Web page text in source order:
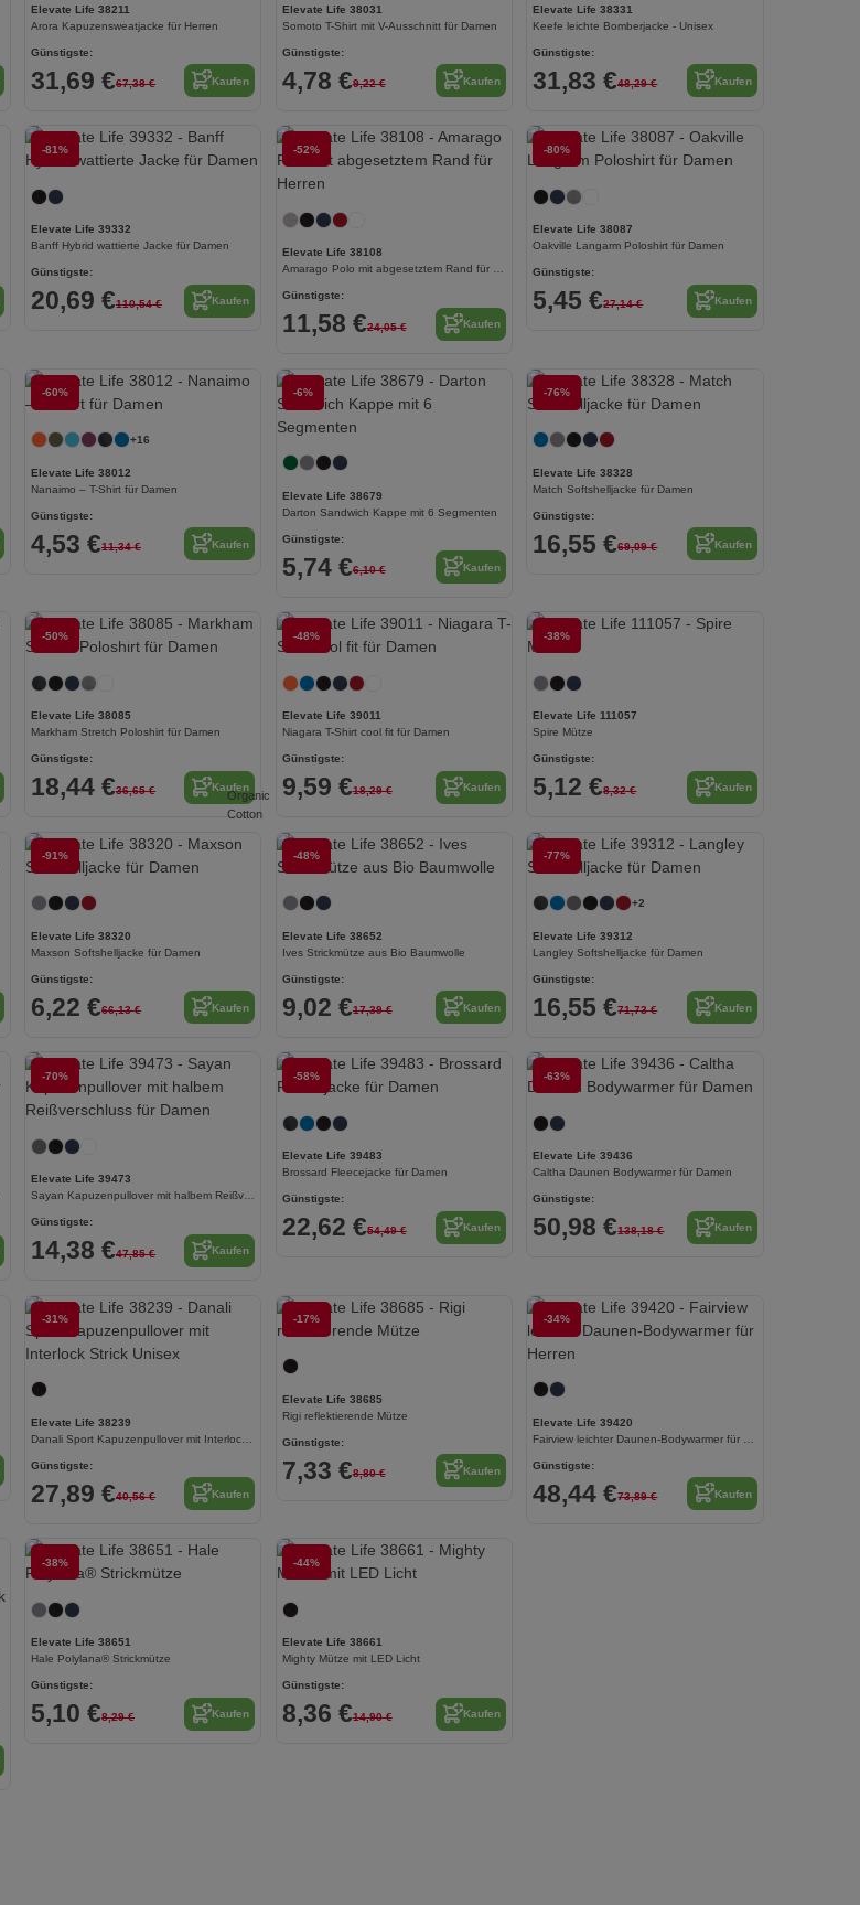
Elevate Life 38211
Arora Kapuzensweatjacke für Herren
Günstigste:
31,69 €67,38 € Kaufen
Elevate Life 38031
Somoto T-Shirt mit V-Ausschnitt für Damen
Günstigste:
4,78 €9,22 € Kaufen
Elevate Life 38331
Keefe leichte Bomberjacke - Unisex
Günstigste:
31,83 €48,29 € Kaufen
-81%
Elevate Life 39332
Banff Hybrid wattierte Jacke für Damen
Günstigste:
20,69 €110,54 € Kaufen
-52%
Elevate Life 38108
Günstigste:
11,58 €24,05 € Kaufen
-80%
Elevate Life 38087
Oakville Langarm Poloshirt für Damen
Günstigste:
5,45 €27,14 € Kaufen
-60%
+16
Elevate Life 38012
Nanaimo – T-Shirt für Damen
Günstigste:
4,53 €11,34 € Kaufen
-6%
Elevate Life 38679
Darton Sandwich Kappe mit 6 Segmenten
Günstigste:
5,74 €6,10 € Kaufen
-76%
Elevate Life 38328
Match Softshelljacke für Damen
Günstigste:
16,55 €69,09 € Kaufen
-50%
Elevate Life 38085
Markham Stretch Poloshirt für Damen
Günstigste:
18,44 €36,65 € Kaufen
-48% Jetzt konfigurieren!
Elevate Life 39011
Niagara T-Shirt cool fit für Damen
Günstigste:
9,59 €18,29 € Kaufen
-38%
Elevate Life 111057
Spire Mütze
Günstigste:
5,12 €8,32 € Kaufen
-91%
Elevate Life 38320
Maxson Softshelljacke für Damen
Günstigste:
6,22 €66,13 € Kaufen
-48%
Organic
Cotton
Elevate Life 38652
Ives Strickmütze aus Bio Baumwolle
Günstigste:
9,02 €17,39 € Kaufen
-77% Jetzt konfigurieren!
+2
Elevate Life 39312
Langley Softshelljacke für Damen
Günstigste:
16,55 €71,73 € Kaufen
-70%
Elevate Life 39473
Günstigste:
14,38 €47,85 € Kaufen
-58%
Elevate Life 39483
Brossard Fleecejacke für Damen
Günstigste:
22,62 €54,49 € Kaufen
-63%
Elevate Life 39436
Caltha Daunen Bodywarmer für Damen
Günstigste:
50,98 €138,18 € Kaufen
-31%
Elevate Life 38239
Günstigste:
27,89 €40,56 € Kaufen
-17%
Elevate Life 38685
Rigi reflektierende Mütze
Günstigste:
7,33 €8,80 € Kaufen
-34%
Jetzt konfigurieren!
Elevate Life 39420
Günstigste:
48,44 €73,89 € Kaufen
-38%
Elevate Life 38651
Hale Polylana® Strickmütze
Günstigste:
5,10 €8,29 € Kaufen
-44%
Elevate Life 38661
Mighty Mütze mit LED Licht
Günstigste:
8,36 €14,90 € Kaufen